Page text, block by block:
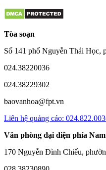
Tòa soạn
Số 141 phố Nguyễn Thái Học,
024.38220036
024.38229302
baovanhoa@fpt.vn
Liên hệ quảng cáo:
Văn phòng đại diện phía Nam
170 Nguyễn Đình Chiểu,